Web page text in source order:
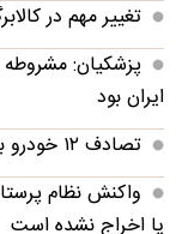
تغییر مهم در
پزشکیان:
ایران بود
تصادف ۱۲ خودرو با ۱۹ مصدوم در محور یاسوج ـ اصفهان
واکنش نظام
یا اخراج نشده است